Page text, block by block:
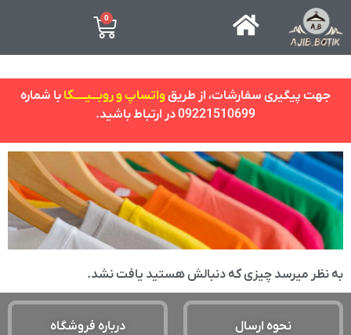
0
جهت پیگیری سفارشات، از طریقواتساپ و روبـــیـــــکا با شماره
09221510699 در ارتباط باشید.
به نظر میرسد چیزی که دنبالش هستید یافت نشد.
نحوه ارسال درباره فروشگاه